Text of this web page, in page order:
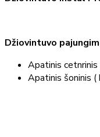
Džiovintuvo
Apatinis
Apatinis šoninis (